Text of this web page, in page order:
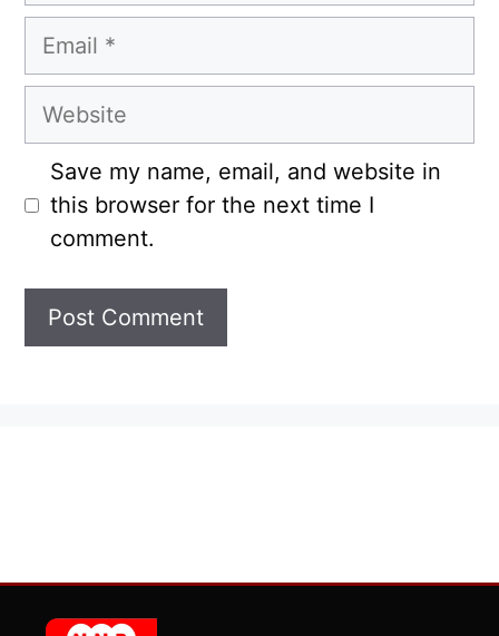
Email
Website
Save my name, email, and website in
this browser for the next time I
comment.